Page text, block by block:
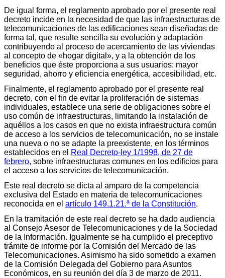
De igual forma, el reglamento aprobado por el presente real
decreto incide en la necesidad de que las infraestructuras de
telecomunicaciones de las edificaciones sean diseñadas de
forma tal, que resulte sencilla su evolución y adaptación
contribuyendo al proceso de acercamiento de las viviendas
al concepto de «hogar digital», y a la obtención de los
beneficios que éste proporciona a sus usuarios: mayor
seguridad, ahorro y eficiencia energética, accesibilidad, etc.
Finalmente, el reglamento aprobado por el presente real
decreto, con el fin de evitar la proliferación de sistemas
individuales, establece una serie de obligaciones sobre el
uso común de infraestructuras, limitando la instalación de
aquéllos a los casos en que no exista infraestructura común
de acceso a los servicios de telecomunicación, no se instale
una nueva o no se adapte la preexistente, en los términos
establecidos en el Real Decreto-ley 1/1998, de 27 de
febrero, sobre infraestructuras comunes en los edificios para
el acceso a los servicios de telecomunicación.
Este real decreto se dicta al amparo de la competencia
exclusiva del Estado en materia de telecomunicaciones
reconocida en el artículo 149.1.21.ª de la Constitución.
En la tramitación de este real decreto se ha dado audiencia
al Consejo Asesor de Telecomunicaciones y de la Sociedad
de la Información. Igualmente se ha cumplido el preceptivo
trámite de informe por la Comisión del Mercado de las
Telecomunicaciones. Asimismo ha sido sometido a examen
de la Comisión Delegada del Gobierno para Asuntos
Económicos, en su reunión del día 3 de marzo de 2011.